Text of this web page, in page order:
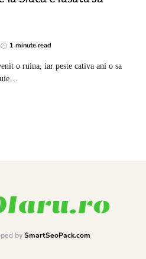
1 minute read
o ruina, iar peste cativa ani o sa
bySmartSeoPack.com